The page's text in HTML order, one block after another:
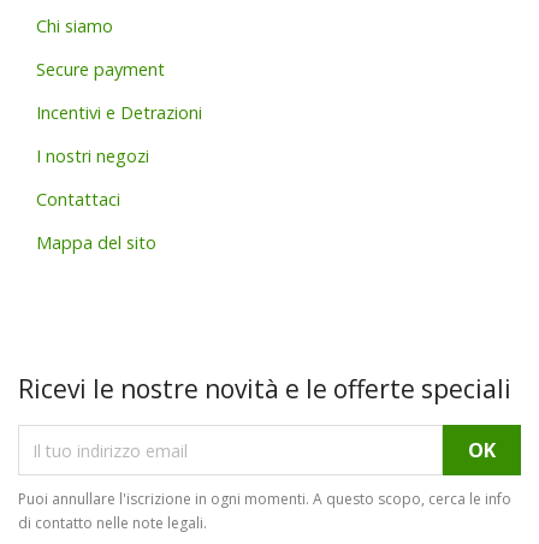
Chi siamo
Secure payment
Incentivi e Detrazioni
I nostri negozi
Contattaci
Mappa del sito
Ricevi le nostre novità e le offerte speciali
Puoi annullare l'iscrizione in ogni momenti. A questo scopo, cerca le info
di contatto nelle note legali.